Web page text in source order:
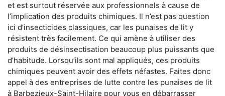
et est surtout réservée aux professionnels à cause de
l’implication des produits chimiques. Il n’est pas question
ici d’insecticides classiques, car les punaises de lit y
résistent très facilement. Ce qui amène à utiliser des
produits de désinsectisation beaucoup plus puissants que
d’habitude. Lorsqu’ils sont mal appliqués, ces produits
chimiques peuvent avoir des effets néfastes. Faites donc
appel à des entreprises de lutte contre les punaises de lit
à Barbezieux-Saint-Hilaire pour vous en débarrasser